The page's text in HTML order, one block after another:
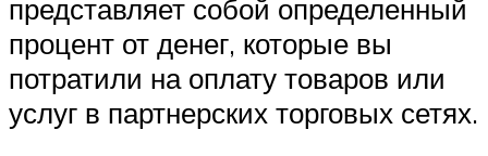
представляет собой определенный
процент от денег, которые вы
потратили на оплату товаров или
услуг в партнерских торговых сетях.